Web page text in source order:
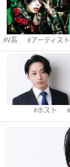
V系 アーティスト
ホスト